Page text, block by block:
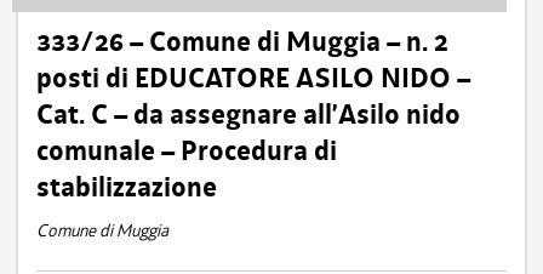
333/26 – Comune di Muggia – n. 2
posti di EDUCATORE ASILO NIDO –
Cat. C – da assegnare all’Asilo nido
comunale – Procedura di
stabilizzazione
Comune di Muggia